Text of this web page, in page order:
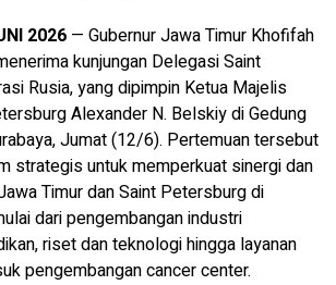
2026 — Gubernur Jawa Timur Khofifah
kunjungan Delegasi Saint
Rusia, yang dipimpin Ketua Majelis
Alexander N. Belskiy di Gedung
Jumat (12/6). Pertemuan tersebut
strategis untuk memperkuat sinergi dan
Timur dan Saint Petersburg di
dari pengembangan industri
riset dan teknologi hingga layanan
pengembangan cancer center.